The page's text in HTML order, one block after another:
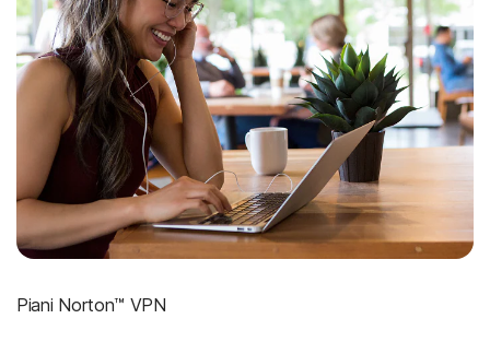
Piani Norton™ VPN